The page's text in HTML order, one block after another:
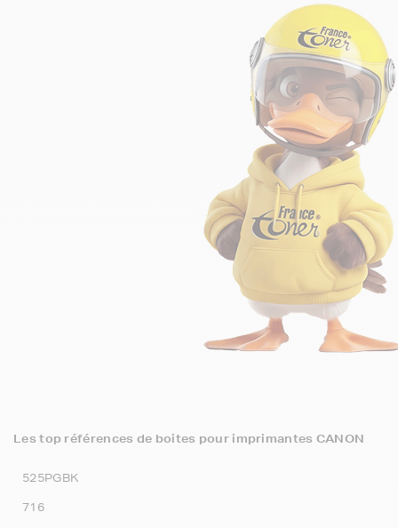
Les top références de boites pour imprimantes CANON
525PGBK
716